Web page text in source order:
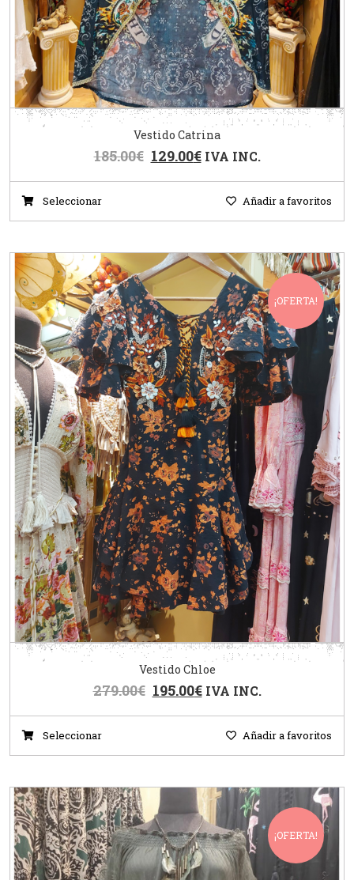
Vestido Catrina
185.00€ 129.00€ IVA INC.
Seleccionar Añadir a favoritos
¡OFERTA!
Vestido Chloe
279.00€ 195.00€ IVA INC.
Seleccionar Añadir a favoritos
¡OFERTA!